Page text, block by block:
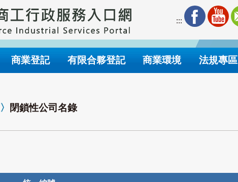
:::
商業登記 有限合夥登記 商業環境 法規專區
〉 閉鎖性公司名錄